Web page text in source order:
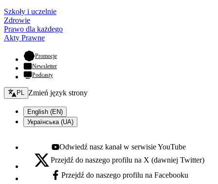
Szkoły i uczelnie
Zdrowie
Prawo dla każdego
Akty Prawne
Promocje- otwiera się w nowej karcie
Newsletter
Podcasty
Zmień język - bieżący:
PL Zmień język strony
English (EN)
Українська (UA)
Youtube - otwiera się w nowej karcie
Odwiedź nasz kanał w serwisie YouTube
X - otwiera się w nowej karcie
Przejdź do naszego profilu na X (dawniej Twitter)
Facebook - otwiera się w nowej karcie
Przejdź do naszego profilu na Facebooku